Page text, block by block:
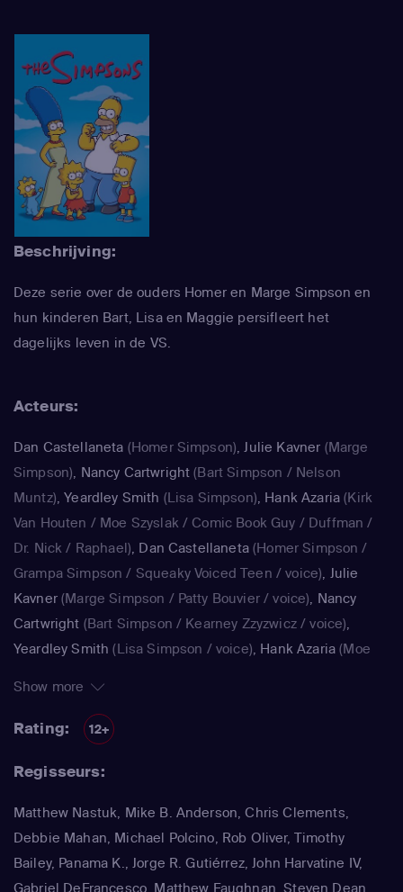
Beschrijving:
Deze serie over de ouders Homer en Marge Simpson en
hun kinderen Bart, Lisa en Maggie persifleert het
dagelijks leven in de VS.
Acteurs:
Dan Castellaneta (Homer Simpson),Julie Kavner (Marge
Simpson), Nancy Cartwright (Bart Simpson / Nelson
Muntz),Yeardley Smith (Lisa Simpson), Hank Azaria (Kirk
Van Houten / Moe Szyslak / Comic Book Guy / Duffman /
Dr. Nick / Raphael), Dan Castellaneta(Homer Simpson /
Grampa Simpson / Squeaky Voiced Teen / voice), Julie
Kavner(Marge Simpson / Patty Bouvier / voice), Nancy
Cartwright (Bart Simpson / Kearney Zzyzwicz / voice),
Yeardley Smith (Lisa Simpson / voice), Hank Azaria (Moe
Castellaneta(Homer Simpson / Kodos)
(Bart Simpson)
Houten / Clancy Wiggum / Snake Jailbird / Maximilian von
(Marge Simpson / Patty Bouvier / Selma
Bouvier)
Nancy Cartwright
Show more
Rating: 12+
Regisseurs:
Matthew Nastuk, Mike B. Anderson, Chris Clements,
Debbie Mahan, Michael Polcino, Rob Oliver, Timothy
Bailey, Panama K., Jorge R. Gutiérrez, John Harvatine IV,
Gabriel DeFrancesco, Matthew Faughnan, Steven Dean